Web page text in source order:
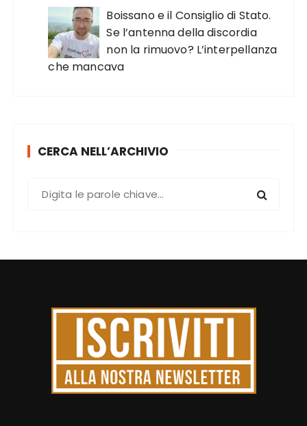
Boissano e il Consiglio di Stato.
Se l’antenna della discordia
non la rimuovo? L’interpellanza
che mancava
CERCA NELL’ARCHIVIO